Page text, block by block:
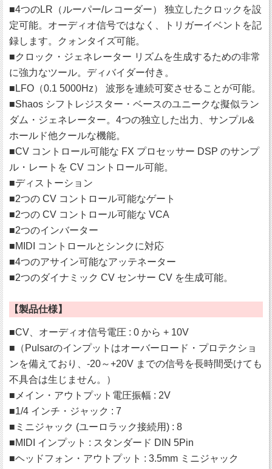
■4つのLR（ルーパー/レコーダー） 独立したクロックを設
定可能。オーディオ信号ではなく、トリガーイベントを記
録します。クォンタイズ可能。
■クロック・ジェネレーター リズムを生成するための非常
に強力なツール。ディバイダー付き。
■LFO（0.1 5000Hz） 波形を連続可変させることが可能。
■Shaos シフトレジスター・ベースのユニークな擬似ラン
ダム・ジェネレーター。4つの独立した出力、サンプル&
ホールド他クールな機能。
■CV コントロール可能な FX プロセッサー DSP のサンプ
ル・レートを CV コントロール可能。
■ディストーション
■2つの CV コントロール可能なゲート
■2つの CV コントロール可能な VCA
■2つのインバーター
■MIDI コントロールとシンクに対応
■4つのアサイン可能なアッテネーター
■2つのダイナミック CV センサー CV を生成可能。
【製品仕様】
■CV、オーディオ信号電圧 : 0 から + 10V
■（Pulsarのインプットはオーバーロード・プロテクショ
ンを備えており、-20～+20V までの信号を長時間受けても
不具合は生じません。）
■メイン・アウトプット電圧振幅 : 2V
■1/4 インチ・ジャック : 7
■ミニジャック (ユーロラック接続用) : 8
■MIDI インプット : スタンダード DIN 5Pin
■ヘッドフォン・アウトプット : 3.5mm ミニジャック